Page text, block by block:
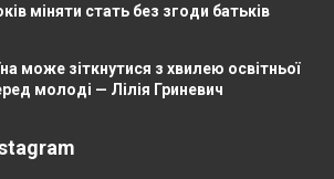
міняти стать без згоди батьків
може зіткнутися з хвилею освітньої
молоді — Лілія Гриневич